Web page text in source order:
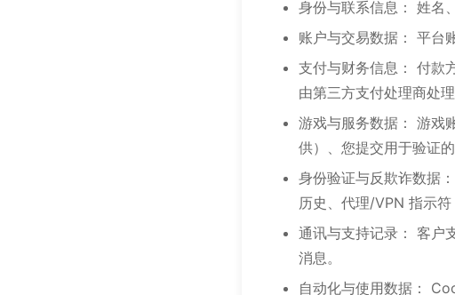
身份与联系信息： 姓名
账户与交易数据： 平台
支付与财务信息： 付款
由第三方支付处理商处
游戏与服务数据： 游戏
供）、您提交用于验证
身份验证与反欺诈数据
历史、代理/VPN 指示符
通讯与支持记录： 客户
消息。
自动化与使用数据：